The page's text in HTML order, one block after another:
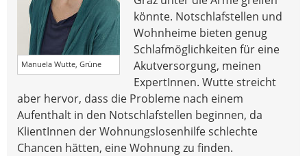
Manuela Wutte, Grüne
könnte. Notschlafstellen und
Wohnheime bieten genug
Schlafmöglichkeiten für eine
Akutversorgung, meinen
ExpertInnen. Wutte streicht
aber hervor, dass die Probleme nach einem
Aufenthalt in den Notschlafstellen beginnen, da
KlientInnen der Wohnungslosenhilfe schlechte
Chancen hätten, eine Wohnung zu finden.